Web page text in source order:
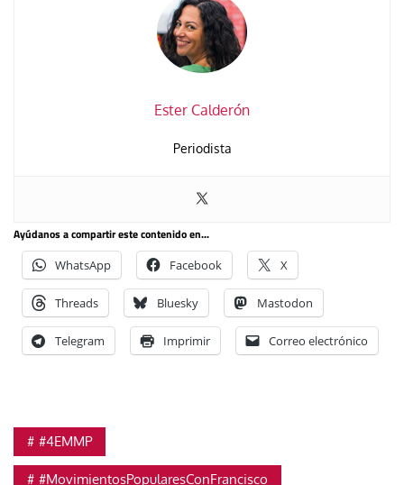
Ester Calderón
Periodista
Ayúdanos a compartir este contenido en...
WhatsApp Facebook X
Threads Bluesky Mastodon
Telegram Imprimir Correo electrónico
#4EMMP
#MovimientosPopularesConFrancisco